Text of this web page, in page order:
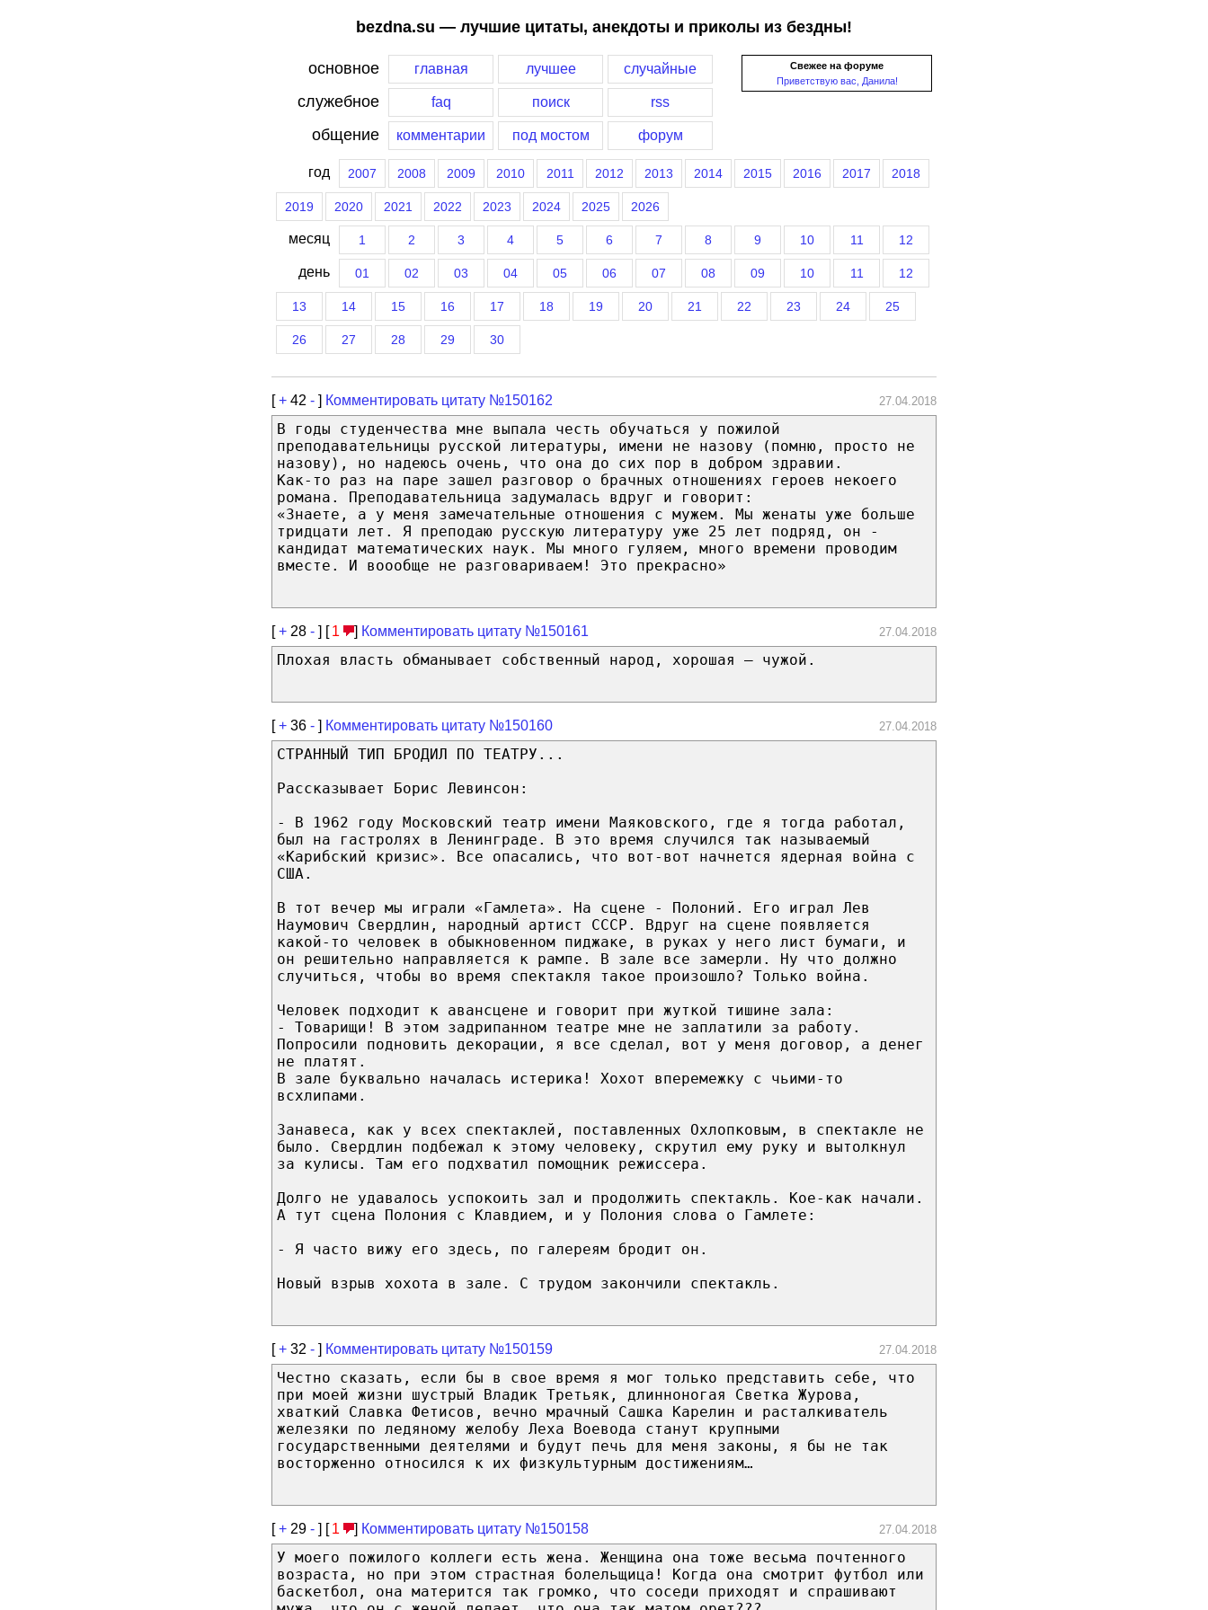
bezdna.su — лучшие цитаты, анекдоты и приколы из бездны!
Свежее на форуме
Приветствую вас, Данила!
основное главная лучшее случайные
служебное faq поиск rss
общение комментарии под мостом форум
год 2007 2008 2009 2010 2011 2012 2013 2014 2015 2016 2017 2018
2019 2020 2021 2022 2023 2024 2025 2026
месяц 1 2 3 4 5 6 7 8 9 10 11 12
день 01 02 03 04 05 06 07 08 09 10 11 12
13 14 15 16 17 18 19 20 21 22 23 24 25
26 27 28 29 30
[+ 42 - ] Комментировать цитату №150162 27.04.2018
В годы студенчества мне выпала честь обучаться у пожилой
преподавательницы русской литературы, имени не назову (помню, просто не
назову), но надеюсь очень, что она до сих пор в добром здравии.
Как-то раз на паре зашел разговор о брачных отношениях героев некоего
романа. Преподавательница задумалась вдруг и говорит:
«Знаете, а у меня замечательные отношения с мужем. Мы женаты уже больше
тридцати лет. Я преподаю русскую литературу уже 25 лет подряд, он -
кандидат математических наук. Мы много гуляем, много времени проводим
вместе. И воообще не разговариваем! Это прекрасно»
[+ 28 - ] [ 1 ] Комментировать цитату №150161 27.04.2018
Плохая власть обманывает собственный народ, хорошая — чужой.
[+ 36 - ] Комментировать цитату №150160 27.04.2018
СТРАННЫЙ ТИП БРОДИЛ ПО ТЕАТРУ...
Рассказывает Борис Левинсон:
- В 1962 году Московский театр имени Маяковского, где я тогда работал,
был на гастролях в Ленинграде. В это время случился так называемый
«Карибский кризис». Все опасались, что вот-вот начнется ядерная война с
США.
В тот вечер мы играли «Гамлета». На сцене - Полоний. Его играл Лев
Наумович Свердлин, народный артист СССР. Вдруг на сцене появляется
какой-то человек в обыкновенном пиджаке, в руках у него лист бумаги, и
он решительно направляется к рампе. В зале все замерли. Ну что должно
случиться, чтобы во время спектакля такое произошло? Только война.
Человек подходит к авансцене и говорит при жуткой тишине зала:
- Товарищи! В этом задрипанном театре мне не заплатили за работу.
Попросили подновить декорации, я все сделал, вот у меня договор, а денег
не платят.
В зале буквально началась истерика! Хохот вперемежку с чьими-то
всхлипами.
Занавеса, как у всех спектаклей, поставленных Охлопковым, в спектакле не
было. Свердлин подбежал к этому человеку, скрутил ему руку и вытолкнул
за кулисы. Там его подхватил помощник режиссера.
Долго не удавалось успокоить зал и продолжить спектакль. Кое-как начали.
А тут сцена Полония с Клавдием, и у Полония слова о Гамлете:
- Я часто вижу его здесь, по галереям бродит он.
Новый взрыв хохота в зале. С трудом закончили спектакль.
[+ 32 - ] Комментировать цитату №150159 27.04.2018
Честно сказать, если бы в свое время я мог только представить себе, что
при моей жизни шустрый Владик Третьяк, длинноногая Светка Журова,
хваткий Славка Фетисов, вечно мрачный Сашка Карелин и расталкиватель
железяки по ледяному желобу Леха Воевода станут крупными
государственными деятелями и будут печь для меня законы, я бы не так
восторженно относился к их физкультурным достижениям…
[+ 29 - ] [ 1 ] Комментировать цитату №150158 27.04.2018
У моего пожилого коллеги есть жена. Женщина она тоже весьма почтенного
возраста, но при этом страстная болельщица! Когда она смотрит футбол или
баскетбол, она матерится так громко, что соседи приходят и спрашивают